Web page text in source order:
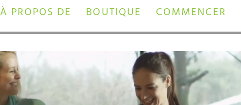
À PROPOS DE BOUTIQUE COMMENCER